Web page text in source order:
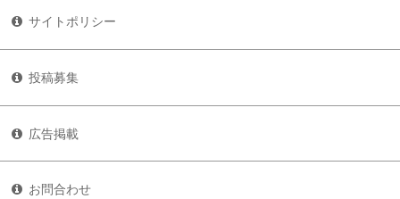
サイトポリシー
投稿募集
広告掲載
お問合わせ